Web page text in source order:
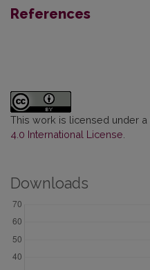
References
This work is licensed under a
4.0 International License
Downloads